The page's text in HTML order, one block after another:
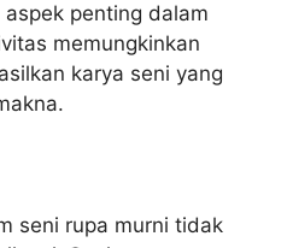
penting dalam
memungkinkan
karya seni yang
seni rupa murni tidak